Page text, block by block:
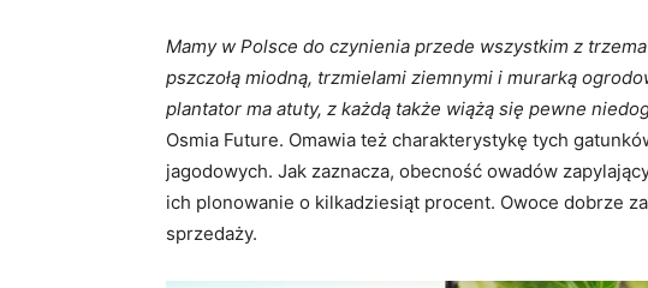
Mamy w Polsce do czynienia przede wszystkim z
pszczołą miodną, trzmielami ziemnymi i murarką
plantator ma atuty, z każdą także wiążą się pewne
Osmia Future. Omawia też charakterystykę tych
jagodowych. Jak zaznacza, obecność owadów
ich plonowanie o kilkadziesiąt procent. Owoce dobrze
sprzedaży.